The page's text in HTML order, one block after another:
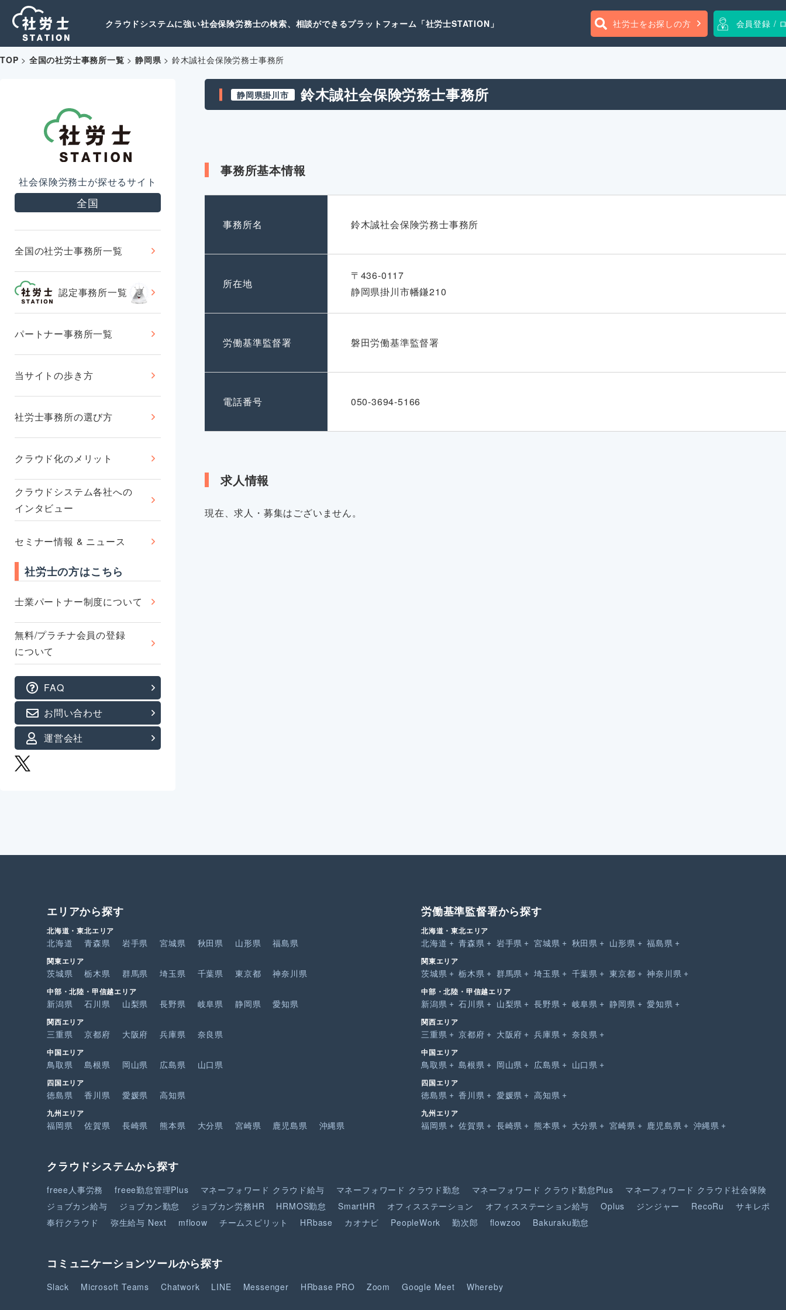
クラウドシステムに強い社会保険労務士の検索、相談ができるプラットフォーム「社労士STATION」 社労士をお探しの方 会員登録 /
TOP > 全国の社労士事務所一覧 >静岡県> 鈴木誠社会保険労務士事務所
社会保険労務士が探せるサイト
全国
全国の社労士事務所一覧
認定事務所一覧
パートナー事務所一覧
当サイトの歩き方
社労士事務所の選び方
クラウド化のメリット
クラウドシステム各社への
インタビュー
セミナー情報 & ニュース
社労士の方はこちら
士業パートナー制度について
無料/プラチナ会員の登録
について
FAQ
お問い合わせ
運営会社
静岡県掛川市 鈴木誠社会保険労務士事務所
事務所基本情報
事務所名 鈴木誠社会保険労務士事務所
所在地
〒436-0117
静岡県掛川市幡鎌210
労働基準監督署 磐田労働基準監督署
電話番号 050-3694-5166
求人情報
現在、求人・募集はございません。
エリアから探す
北海道・東北エリア
北海道 青森県 岩手県 宮城県 秋田県 山形県 福島県
関東エリア
茨城県 栃木県 群馬県 埼玉県 千葉県 東京都 神奈川県
中部・北陸・甲信越エリア
新潟県 石川県 山梨県 長野県 岐阜県 静岡県 愛知県
関西エリア
三重県 京都府 大阪府 兵庫県 奈良県
中国エリア
鳥取県 島根県 岡山県 広島県 山口県
四国エリア
徳島県 香川県 愛媛県 高知県
九州エリア
福岡県 佐賀県 長崎県 熊本県 大分県 宮崎県 鹿児島県 沖縄県
労働基準監督署から探す
北海道・東北エリア
北海道 青森県 岩手県 宮城県 秋田県 山形県 福島県
関東エリア
茨城県 栃木県 群馬県 埼玉県 千葉県 東京都 神奈川県
中部・北陸・甲信越エリア
新潟県 石川県 山梨県 長野県 岐阜県 静岡県 愛知県
関西エリア
三重県 京都府 大阪府 兵庫県 奈良県
中国エリア
鳥取県 島根県 岡山県 広島県 山口県
四国エリア
徳島県 香川県 愛媛県 高知県
九州エリア
福岡県 佐賀県 長崎県 熊本県 大分県 宮崎県 鹿児島県 沖縄県
クラウドシステムから探す
freee人事労務 freee勤怠管理Plus マネーフォワード クラウド給与 マネーフォワード クラウド勤怠 マネーフォワード クラウド勤怠Plus マネーフォワード クラウド社会保険
ジョブカン給与
ジョブカン勤怠 ジョブカン労務HR HRMOS勤怠 SmartHR オフィスステーション オフィスステーション給与 Oplus ジンジャー RecoRu
サキレポ
奉行クラウド
弥生給与 Next mfloow チームスピリット HRbase カオナビ PeopleWork 勤次郎 flowzoo Bakuraku勤怠
コミュニケーションツールから探す
Slack Microsoft Teams Chatwork LINE Messenger HRbase PRO Zoom Google Meet Whereby